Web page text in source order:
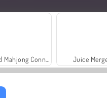
Juice